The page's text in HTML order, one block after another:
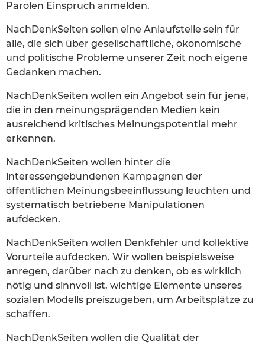
Parolen Einspruch anmelden.
NachDenkSeiten sollen eine Anlaufstelle sein für
alle, die sich über gesellschaftliche, ökonomische
und politische Probleme unserer Zeit noch eigene
Gedanken machen.
NachDenkSeiten wollen ein Angebot sein für jene,
die in den meinungsprägenden Medien kein
ausreichend kritisches Meinungspotential mehr
erkennen.
NachDenkSeiten wollen hinter die
interessengebundenen Kampagnen der
öffentlichen Meinungsbeeinflussung leuchten und
systematisch betriebene Manipulationen
aufdecken.
NachDenkSeiten wollen Denkfehler und kollektive
Vorurteile aufdecken. Wir wollen beispielsweise
anregen, darüber nach zu denken, ob es wirklich
nötig und sinnvoll ist, wichtige Elemente unseres
sozialen Modells preiszugeben, um Arbeitsplätze zu
schaffen.
NachDenkSeiten wollen die Qualität der